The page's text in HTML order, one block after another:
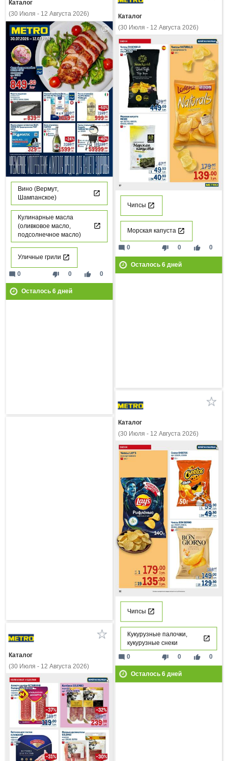
Каталог
(30 Июля - 12 Августа 2026)
Вино (Вермут,
Шампанское)
Кулинарные масла
(оливковое масло,
подсолнечное масло)
Уличные грили
thumb_down 0 thumb_up 0
mode_comment 0
Осталось 6дней
Каталог
(30 Июля - 12 Августа 2026)
Чипсы
Морская капуста
thumb_down 0 thumb_up 0
mode_comment 0
Осталось 6дней
Каталог
(30 Июля - 12 Августа 2026)
Чипсы
Кукурузные палочки,
кукурузные снеки
thumb_down 0 thumb_up 0
mode_comment 0
Осталось 6дней
Каталог
(30 Июля - 12 Августа 2026)